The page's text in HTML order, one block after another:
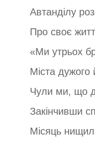
Автанділу
Про своє
«Ми утрьох
Міста дужого
Чули ми, що
Закінчивши
Місяць